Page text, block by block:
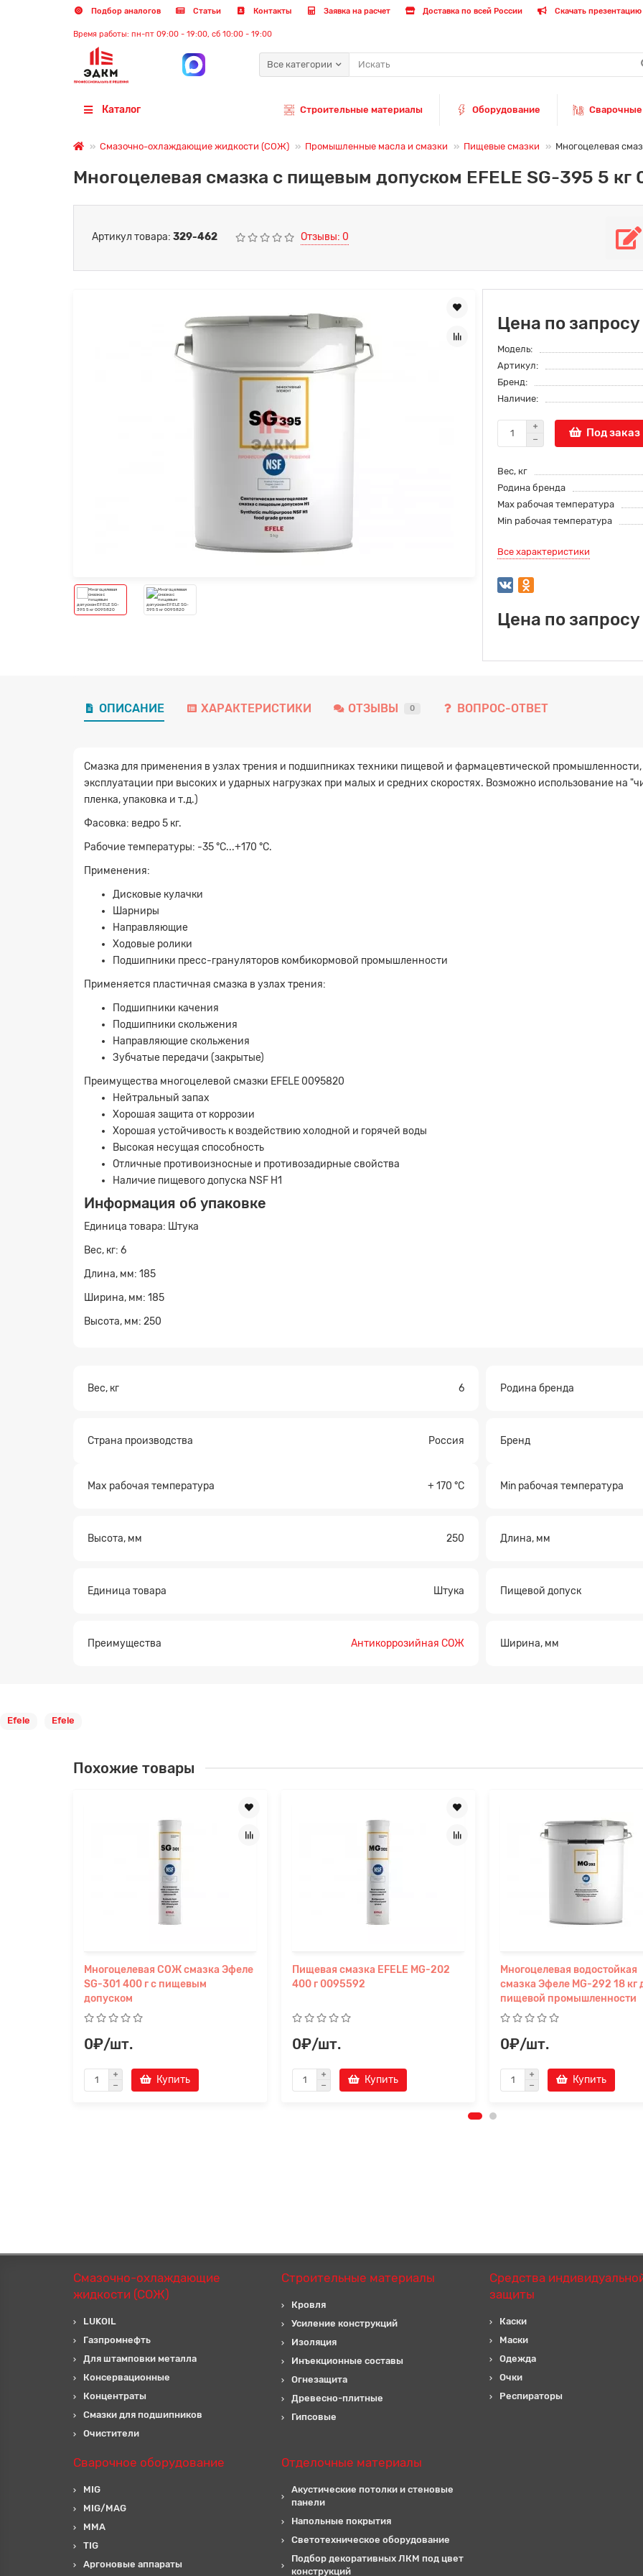
Подбор аналогов Статьи Контакты Заявка на расчет Доставка по всей России Скачать
Время работы: пн-пт 09:00 - 19:00, сб 10:00 - 19:00
Все категории
Каталог Строительные материалы Оборудование
Смазочно-охлаждающие жидкости (СОЖ) Промышленные масла и смазки Пищевые смазки Многоцелевая
Многоцелевая смазка с пищевым допуском EFELE SG-395 5 кг
Артикул товара: 329-462 Отзывы: 0
Цена по запросу
Модель:
Артикул:
Бренд:
Наличие:
Под заказ
Вес, кг
Родина бренда
Max рабочая температура
Min рабочая температура
Все характеристики
Цена по запросу
ОПИСАНИЕ ХАРАКТЕРИСТИКИ ОТЗЫВЫ 0 ВОПРОС-ОТВЕТ
Смазка для применения в узлах трения и подшипниках техники пищевой и фармацевтической
эксплуатации при высоких и ударных нагрузках при малых и средних скоростях. Возможно использование на
пленка, упаковка и т.д.)
Фасовка: ведро 5 кг.
Рабочие температуры: -35 °C...+170 °C.
Применения:
Дисковые кулачки
Шарниры
Направляющие
Ходовые ролики
Подшипники пресс-грануляторов комбикормовой промышленности
Применяется пластичная смазка в узлах трения:
Подшипники качения
Подшипники скольжения
Направляющие скольжения
Зубчатые передачи (закрытые)
Преимущества многоцелевой смазки EFELE 0095820
Нейтральный запах
Хорошая защита от коррозии
Хорошая устойчивость к воздействию холодной и горячей воды
Высокая несущая способность
Отличные противоизносные и противозадирные свойства
Наличие пищевого допуска NSF H1
Информация об упаковке
Единица товара: Штука
Вес, кг: 6
Длина, мм: 185
Ширина, мм: 185
Высота, мм: 250
Вес, кг 6 Родина бренда
Страна производства Россия Бренд
Max рабочая температура + 170 °С Min рабочая температура
Высота, мм 250 Длина, мм
Единица товара Штука Пищевой допуск
Преимущества Антикоррозийная СОЖ Ширина, мм
Efele Efele
Похожие товары
Многоцелевая СОЖ смазка Эфеле
SG-301 400 г с пищевым
допуском
0₽/шт.
Купить
Пищевая смазка EFELE MG-202
400 г 0095592
0₽/шт.
Купить
Многоцелевая водостойкая
смазка Эфеле MG-292 18 кг
пищевой промышленности
0₽/шт.
Купить
Смазочно-охлаждающие
жидкости (СОЖ)
LUKOIL
Газпромнефть
Для штамповки металла
Консервационные
Концентраты
Смазки для подшипников
Очистители
Строительные материалы
Кровля
Усиление конструкций
Изоляция
Инъекционные составы
Огнезащита
Древесно-плитные
Гипсовые
Средства
защиты
Каски
Маски
Одежда
Очки
Респираторы
Сварочное оборудование
MIG
MIG/MAG
MMA
TIG
Аргоновые аппараты
Отделочные материалы
Акустические потолки и стеновые
панели
Напольные покрытия
Светотехническое оборудование
Подбор декоративных ЛКМ под цвет
конструкций